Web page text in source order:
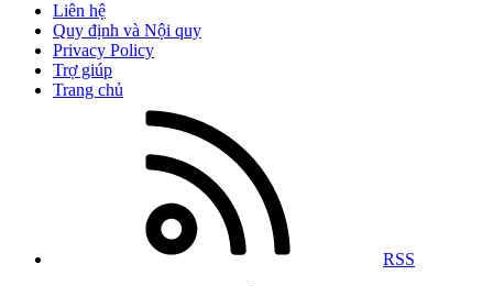
Liên hệ
Quy định và Nội quy
Privacy Policy
Trợ giúp
Trang chủ
RSS